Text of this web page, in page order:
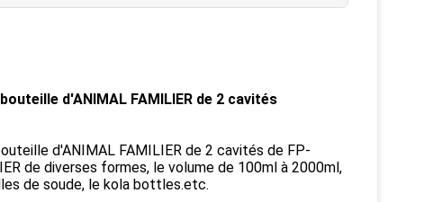
d'ANIMAL FAMILIER de 2 cavités
d'ANIMAL FAMILIER de 2 cavités de FP-
de diverses formes, le volume de 100ml à 2000ml,
de soude, le kola bottles.etc.